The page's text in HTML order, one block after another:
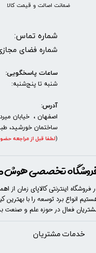
ضمانت اصالت و قیمت​​​​​​​ کالا ​​​​​​​
خدمات مشتریان
تخصصی هوش
فروشگاه اینترنتی کالاپای زمان
انواع برد توسعه را با​​​
فعال در حوزه علم و صنعت
شماره
شماره فضای
ساعات پاسخگویی:
شنبه تا
آدرس:
اصفهان ، خیابان
ساختمان خورشید، طبقه 4، واحد 11،
(لطفا قبل از مراجعه